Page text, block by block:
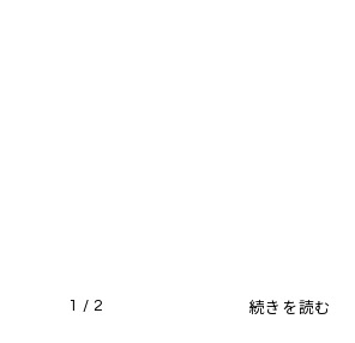
1 / 2 続きを読む